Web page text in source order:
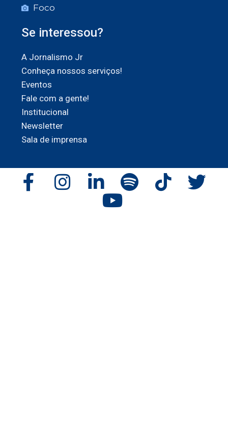
Foco
Se interessou?
A Jornalismo Jr
Conheça nossos serviços!
Eventos
Fale com a gente!
Institucional
Newsletter
Sala de imprensa